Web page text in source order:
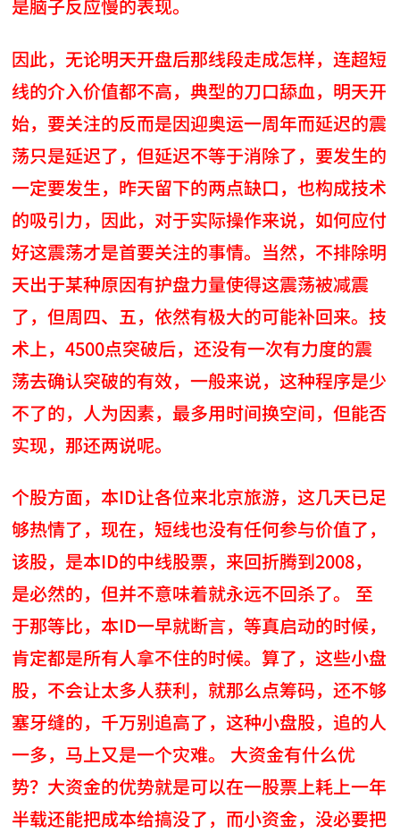
是脑子反应慢的表现。
因此，无论明天开盘后那线段走成怎样，连超短
线的介入价值都不高，典型的刀口舔血，明天开
始，要关注的反而是因迎奥运一周年而延迟的震
荡只是延迟了，但延迟不等于消除了，要发生的
一定要发生，昨天留下的两点缺口，也构成技术
的吸引力，因此，对于实际操作来说，如何应付
好这震荡才是首要关注的事情。当然，不排除明
天出于某种原因有护盘力量使得这震荡被减震
了，但周四、五，依然有极大的可能补回来。技
术上，4500点突破后，还没有一次有力度的震
荡去确认突破的有效，一般来说，这种程序是少
不了的，人为因素，最多用时间换空间，但能否
实现，那还两说呢。
个股方面，本ID让各位来北京旅游，这几天已足
够热情了，现在，短线也没有任何参与价值了，
该股，是本ID的中线股票，来回折腾到2008，
是必然的，但并不意味着就永远不回杀了。 至
于那等比，本ID一早就断言，等真启动的时候，
肯定都是所有人拿不住的时候。算了，这些小盘
股，不会让太多人获利，就那么点筹码，还不够
塞牙缝的，千万别追高了，这种小盘股，追的人
一多，马上又是一个灾难。 大资金有什么优
势？大资金的优势就是可以在一股票上耗上一年
半载还能把成本给搞没了，而小资金，没必要把